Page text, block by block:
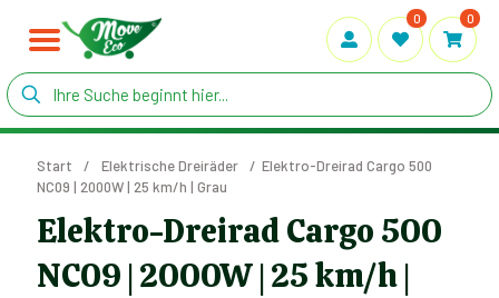
0 0
Start / Elektrische Dreiräder / Elektro-Dreirad Cargo 500
NC09 | 2000W | 25 km/h | Grau
Elektro-Dreirad Cargo 500
NC09 | 2000W | 25 km/h |